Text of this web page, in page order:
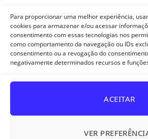
Para proporcionar uma melhor experiência,
cookies para armazenar e/ou acessar
consentimento com essas tecnologias nos
como comportamento da navegação ou IDs
consentimento ou a revogação do
negativamente determinados recursos e
ACEITAR
VER
FacebookX
(Twitter)
InstagramPinterest
POLÍTICA DE PRIVACIDADE E COOKIES
TERMOS DE USO
QUEM